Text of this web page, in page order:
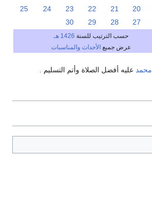
20
21
22
23
24
25
27
28
29
30
حسب الترتيب للسنة 1426 هـ
عرض جميع الأحداث والمناسبات
محمد عليه أفضل الصلاة وأتم التسليم .